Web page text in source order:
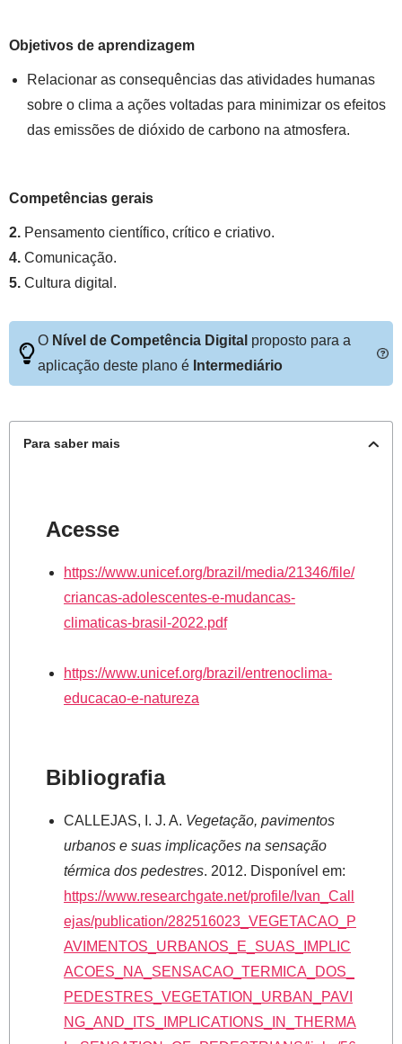
Objetivos de aprendizagem
Relacionar as consequências das atividades humanas
sobre o clima a ações voltadas para minimizar os efeitos
das emissões de dióxido de carbono na atmosfera.
Competências gerais
2. Pensamento científico, crítico e criativo.
4. Comunicação.
5. Cultura digital.
O Nível de Competência Digital proposto para a
aplicação deste plano é Intermediário
Para saber mais
Acesse
https://www.unicef.org/brazil/media/21346/file/
criancas-adolescentes-e-mudancas-
climaticas-brasil-2022.pdf
https://www.unicef.org/brazil/entrenoclima-
educacao-e-natureza
Bibliografia
CALLEJAS, I. J. A. Vegetação, pavimentos
urbanos e suas implicações na sensação
térmica dos pedestres. 2012. Disponível em:
https://www.researchgate.net/profile/Ivan_Call
ejas/publication/282516023_VEGETACAO_P
AVIMENTOS_URBANOS_E_SUAS_IMPLIC
ACOES_NA_SENSACAO_TERMICA_DOS_
PEDESTRES_VEGETATION_URBAN_PAVI
NG_AND_ITS_IMPLICATIONS_IN_THERMA